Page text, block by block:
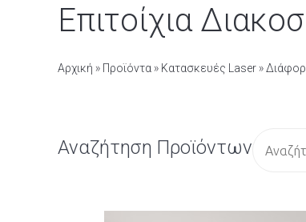
Επιτοίχια
Αρχική » Προϊόντα » Κατασκευές Laser»
Αναζήτηση Προϊόντων